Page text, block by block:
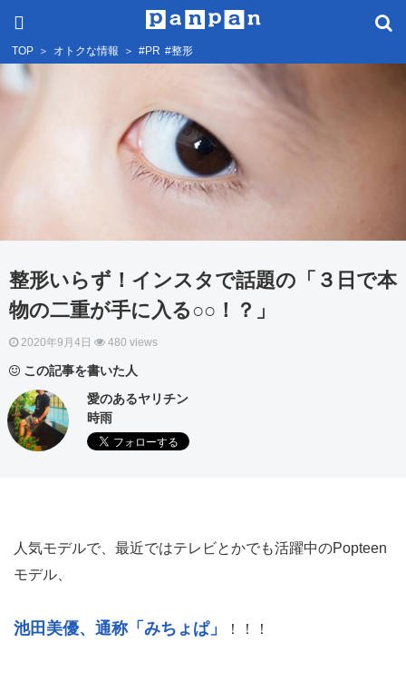
TOP ＞ オトクな情報 ＞ #PR #整形
整形いらず！インスタで話題の「３日で本
物の二重が手に入る○○！？」
2020年9月4日 480 views
この記事を書いた人
愛のあるヤリチン
時雨
人気モデルで、最近ではテレビとかでも活躍中のPopteen
モデル、
池田美優、通称「みちょぱ」 ！！！